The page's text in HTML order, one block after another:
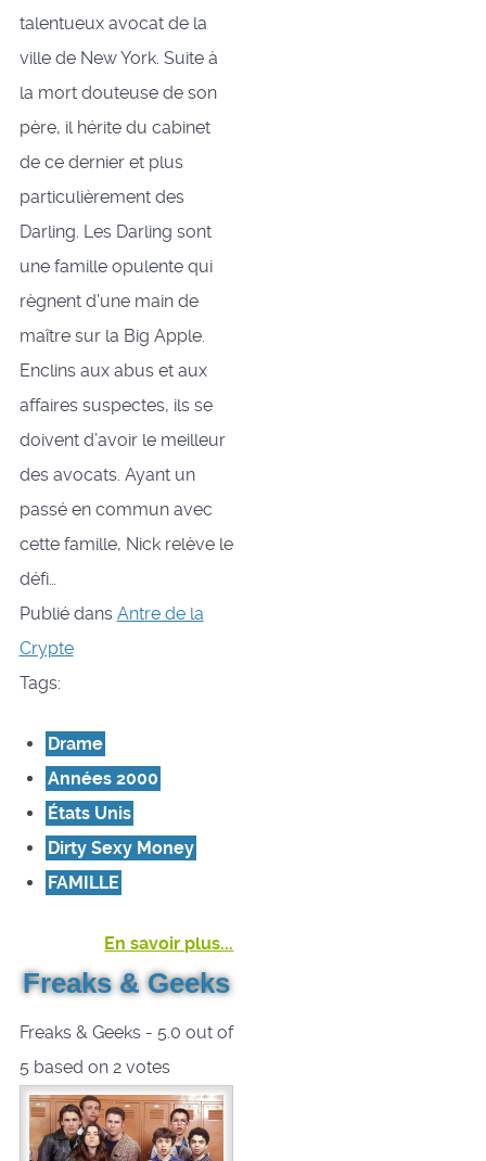
talentueux avocat de la
ville de New York. Suite à
la mort douteuse de son
père, il hérite du cabinet
de ce dernier et plus
particulièrement des
Darling. Les Darling sont
une famille opulente qui
règnent d’une main de
maître sur la Big Apple.
Enclins aux abus et aux
affaires suspectes, ils se
doivent d’avoir le meilleur
des avocats. Ayant un
passé en commun avec
cette famille, Nick relève le
défi…
Publié dans Antre de la
Crypte
Tags:
Drame
Années 2000
États Unis
Dirty Sexy Money
FAMILLE
En savoir plus...
Freaks & Geeks
Freaks & Geeks- 5.0 out of
5 based on 2votes